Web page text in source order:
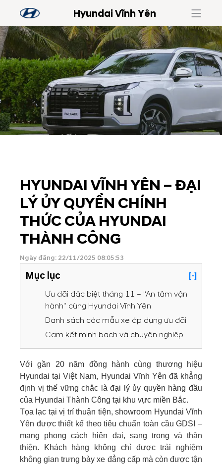
Hyundai Vĩnh Yên
HYUNDAI VĨNH YÊN – ĐẠI
LÝ ỦY QUYỀN CHÍNH
THỨC CỦA HYUNDAI
THÀNH CÔNG
Ngày đăng: 22/11/2025 08:05:53
Mục lục
[-]
Ưu đãi đặc biệt tháng 11 – “An tâm vận
hành” cùng Hyundai Vĩnh Yên
Danh sách các mẫu xe áp dụng ưu đãi
Cam kết minh bạch và chuyên nghiệp
Với gần 20 năm đồng hành cùng thương hiệu
Hyundai tại Việt Nam, Hyundai Vĩnh Yên đã khẳng
định vị thế vững chắc là đại lý ủy quyền hàng đầu
của Hyundai Thành Công tại khu vực miền Bắc.
Tọa lạc tại vị trí thuận tiện, showroom Hyundai Vĩnh
Yên được thiết kế theo tiêu chuẩn toàn cầu GDSI –
mang phong cách hiện đại, sang trọng và thân
thiện. Khách hàng không chỉ được trải nghiệm
không gian trưng bày xe đẳng cấp mà còn được tận